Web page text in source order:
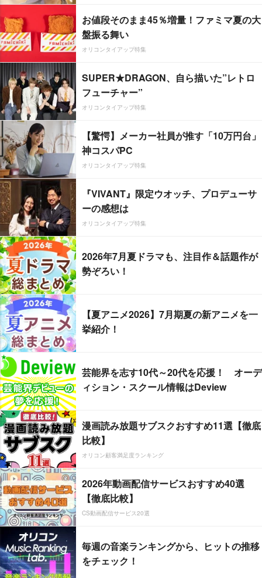
お値段そのまま45％増量！ファミマ夏の大
盤振る舞い
オリコンタイアップ特集
SUPER★DRAGON、自ら描いた”レトロ
フューチャー”
オリコンタイアップ特集
【驚愕】メーカー社員が推す「10万円台」
神コスパPC
オリコンタイアップ特集
『VIVANT』限定ウオッチ、プロデューサ
ーの感想は
オリコンタイアップ特集
2026年7月夏ドラマも、注目作＆話題作が
勢ぞろい！
【夏アニメ2026】7月期夏の新アニメを一
挙紹介！
芸能界を志す10代～20代を応援！ オーデ
ィション・スクール情報はDeview
漫画読み放題サブスクおすすめ11選【徹底
比較】
オリコン顧客満足度ランキング
2026年動画配信サービスおすすめ40選
【徹底比較】
CS動画配信サービス20選
毎週の音楽ランキングから、ヒットの推移
をチェック！